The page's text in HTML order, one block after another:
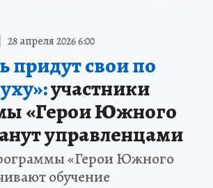
28 апреля 2026 6:00
придут свои по
участники
«Герои Южного
управленцами
«Герои Южного
обучение